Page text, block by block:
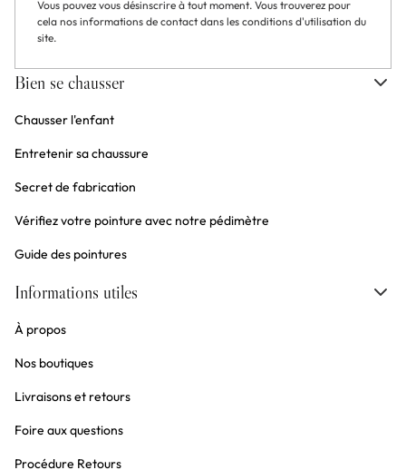
Vous pouvez vous désinscrire à tout moment. Vous trouverez pour
cela nos informations de contact dans les conditions d'utilisation du
site.
Bien se chausser
Chausser l'enfant
Entretenir sa chaussure
Secret de fabrication
Vérifiez votre pointure avec notre pédimètre
Guide des pointures
Informations utiles
À propos
Nos boutiques
Livraisons et retours
Foire aux questions
Procédure Retours